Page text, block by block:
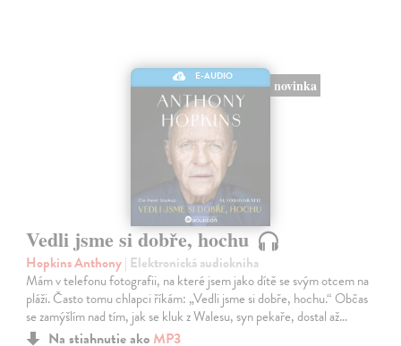
E-AUDIO
novinka
Vedli jsme si dobře, hochu
Hopkins Anthony| Elektronická audiokniha
Mám v telefonu fotografii, na které jsem jako dítě se svým otcem na
pláži. Často tomu chlapci říkám: „Vedli jsme si dobře, hochu.“ Občas
se zamýšlím nad tím, jak se kluk z Walesu, syn pekaře, dostal až…
Na stiahnutie ako MP3